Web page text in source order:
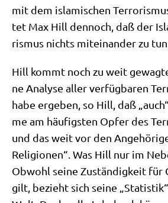
mit dem isla­mi­schen
tet Max Hill den­noch, daß der
ris­mus nichts mit­ein­an­der zu tun
Hill kommt noch zu weit
ne Ana­ly­se aller ver­füg­ba­ren
habe erge­ben, so Hill, daß
me am häu­fig­sten Opfer des
und das weit vor den
Reli­gio­nen“. Was Hill nur im
Obwohl sei­ne Zustän­dig­keit für
gilt, bezieht sich sei­ne